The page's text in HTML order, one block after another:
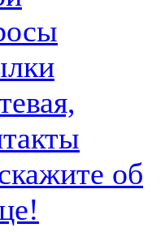
об